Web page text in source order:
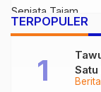
TERPOPULER
Berita